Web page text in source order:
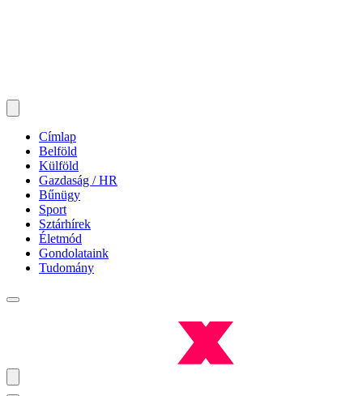
Címlap
Belföld
Külföld
Gazdaság / HR
Bűnügy
Sport
Sztárhírek
Életmód
Gondolataink
Tudomány